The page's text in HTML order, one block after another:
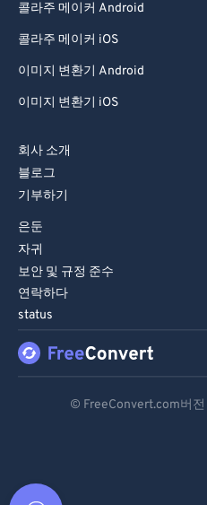
콜라주 메이커 Android
콜라주 메이커 iOS
이미지 변환기 Android
이미지 변환기 iOS
회사 소개
블로그
기부하기
은둔
자귀
보안 및 규정 준수
연락하다
status
© FreeConvert.com버